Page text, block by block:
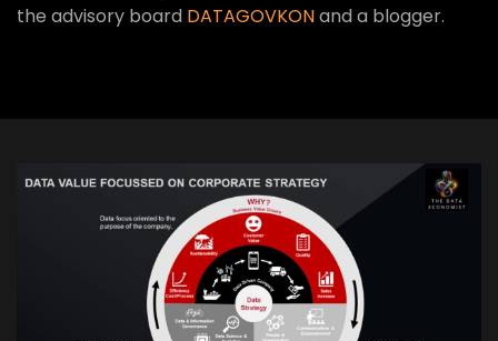
the advisory board DATAGOVKONand a blogger.
VIEW